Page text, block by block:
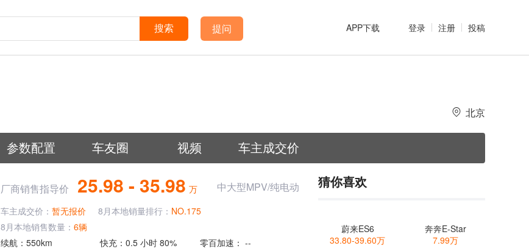
搜索 提问 APP下载 登录 注册 投稿
北京
参数配置 车友圈 视频 车主成交价
厂商销售指导价 25.98 - 35.98 万 中大型MPV/纯电动
车主成交价： 暂无报价 8月本地销量排行： NO.175
8月本地销售数量： 6辆
续航： 550km 快充：0.5 小时 80% 零百加速： --
猜你喜欢
蔚来ES6
33.80-39.60万
奔奔E-Star
7.99万